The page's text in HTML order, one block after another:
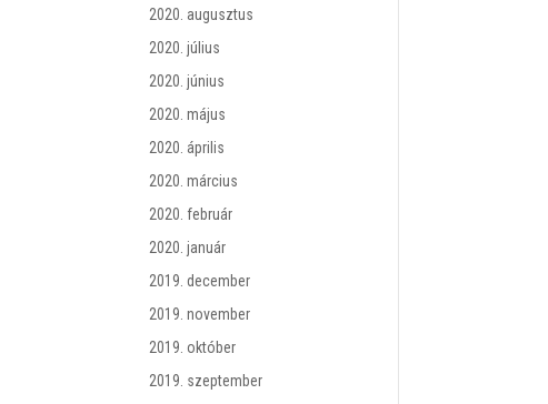
2020. augusztus
2020. július
2020. június
2020. május
2020. április
2020. március
2020. február
2020. január
2019. december
2019. november
2019. október
2019. szeptember